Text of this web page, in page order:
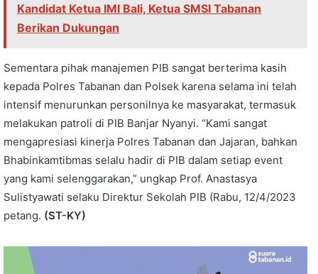
Kandidat Ketua IMI Bali, Ketua SMSI Tabanan
Berikan Dukungan
Sementara pihak manajemen PIB sangat berterima kasih
kepada Polres Tabanan dan Polsek karena selama ini telah
intensif menurunkan personilnya ke masyarakat, termasuk
melakukan patroli di PIB Banjar Nyanyi. “Kami sangat
mengapresiasi kinerja Polres Tabanan dan Jajaran, bahkan
Bhabinkamtibmas selalu hadir di PIB dalam setiap event
yang kami selenggarakan,” ungkap Prof. Anastasya
Sulistyawati selaku Direktur Sekolah PIB (Rabu, 12/4/2023
petang. (ST-KY)